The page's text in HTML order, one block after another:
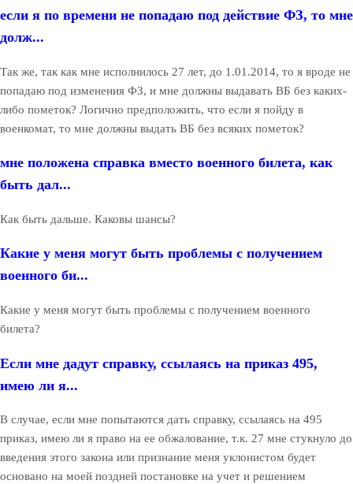
если я по времени не попадаю под действие ФЗ, то мне
долж...
Так же, так как мне исполнилось 27 лет, до 1.01.2014, то я вроде не
попадаю под изменения ФЗ, и мне должны выдавать ВБ без каких-
либо пометок? Логично предположить, что если я пойду в
военкомат, то мне должны выдать ВБ без всяких пометок?
мне положена справка вместо военного билета, как
быть дал...
Как быть дальше. Каковы шансы?
Какие у меня могут быть проблемы с получением
военного би...
Какие у меня могут быть проблемы с получением военного
билета?
Если мне дадут справку, ссылаясь на приказ 495,
имею ли я...
В случае, если мне попытаются дать справку, ссылаясь на 495
приказ, имею ли я право на ее обжалование, т.к. 27 мне стукнуло до
введения этого закона или признание меня уклонистом будет
основано на моей поздней постановке на учет и решением